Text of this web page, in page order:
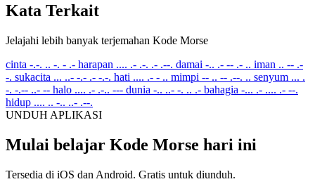
Kata Terkait
Jelajahi lebih banyak terjemahan Kode Morse
cinta -.-. .. -. - .- harapan .... .- .-. .- .--. damai -.. .- -- .- .. iman .. -- .-
-. sukacita ... ..- -.- .- -.-. hati .... .- - .. mimpi -- .. -- .--. .. senyum ... .
-. -.-- ..- -- halo .... .- .-.. --- dunia -.. ..- -. .. .- bahagia -... .- .... .- --.
hidup .... .. -.. ..- .--.
UNDUH APLIKASI
Mulai belajar Kode Morse hari ini
Tersedia di iOS dan Android. Gratis untuk diunduh.